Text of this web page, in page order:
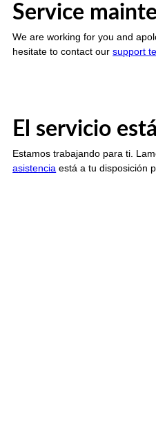
Service
We are working for you and
hesitate to contact oursupport
El servicio
Estamos trabajando para ti.
asistencia está a tu disposición